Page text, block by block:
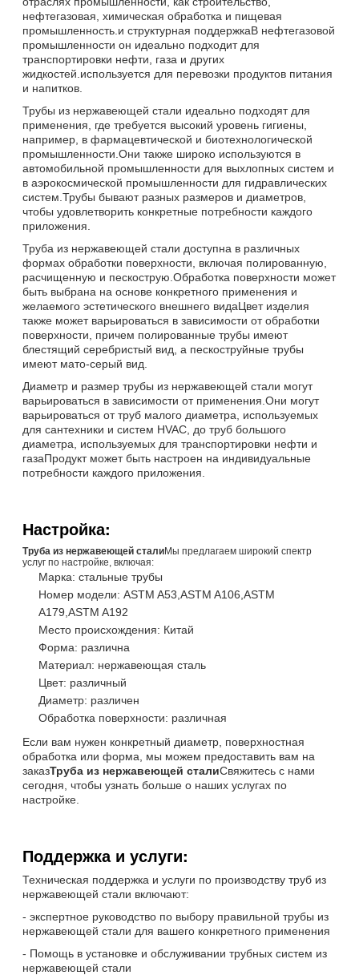
нефтегазовая, химическая обработка и пищевая
промышленность.и структурная поддержкаВ нефтегазовой
промышленности он идеально подходит для
транспортировки нефти, газа и других
жидкостей.используется для перевозки продуктов питания
и напитков.
Трубы из нержавеющей стали идеально подходят для
применения, где требуется высокий уровень гигиены,
например, в фармацевтической и биотехнологической
промышленности.Они также широко используются в
автомобильной промышленности для выхлопных систем и
в аэрокосмической промышленности для гидравлических
систем.Трубы бывают разных размеров и диаметров,
чтобы удовлетворить конкретные потребности каждого
приложения.
Труба из нержавеющей стали доступна в различных
формах обработки поверхности, включая полированную,
расчищенную и пескострую.Обработка поверхности может
быть выбрана на основе конкретного применения и
желаемого эстетического внешнего видаЦвет изделия
также может варьироваться в зависимости от обработки
поверхности, причем полированные трубы имеют
блестящий серебристый вид, а пескоструйные трубы
имеют мато-серый вид.
Диаметр и размер трубы из нержавеющей стали могут
варьироваться в зависимости от применения.Они могут
варьироваться от труб малого диаметра, используемых
для сантехники и систем HVAC, до труб большого
диаметра, используемых для транспортировки нефти и
газаПродукт может быть настроен на индивидуальные
потребности каждого приложения.
Настройка:
Труба из нержавеющей сталиМы предлагаем широкий спектр
услуг по настройке, включая:
Марка: стальные трубы
Номер модели: ASTM A53,ASTM A106,ASTM
A179,ASTM A192
Место происхождения: Китай
Форма: различна
Материал: нержавеющая сталь
Цвет: различный
Диаметр: различен
Обработка поверхности: различная
Если вам нужен конкретный диаметр, поверхностная
обработка или форма, мы можем предоставить вам на
заказТруба из нержавеющей сталиСвяжитесь с нами
сегодня, чтобы узнать больше о наших услугах по
настройке.
Поддержка и услуги:
Техническая поддержка и услуги по производству труб из
нержавеющей стали включают:
- экспертное руководство по выбору правильной трубы из
нержавеющей стали для вашего конкретного применения
- Помощь в установке и обслуживании трубных систем из
нержавеющей стали